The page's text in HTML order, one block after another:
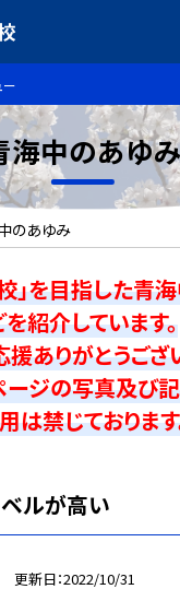
海中のあゆ
のあゆみ
」を目指した青
を紹介しています。
ありがとうござ
ジの写真及び
は禁じております
ルが高い
更新日 2022/10/31